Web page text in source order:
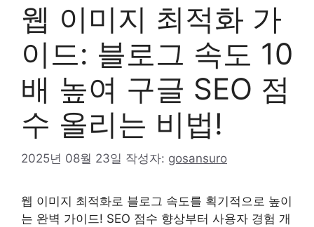
웹 이미지 최적화 가
이드: 블로그 속도 10
배 높여 구글 SEO 점
수 올리는 비법!
2025년 08월 23일 작성자: gosansuro
웹 이미지 최적화로 블로그 속도를 획기적으로 높이
는 완벽 가이드! SEO 점수 향상부터 사용자 경험 개